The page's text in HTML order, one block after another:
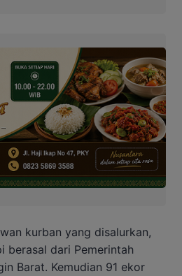
kurban yang disalurkan,
berasal dari Pemerintah
Barat. Kemudian 91 ekor